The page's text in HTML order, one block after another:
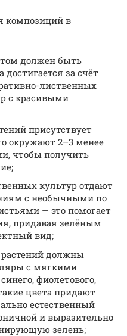
композиций в
должен быть
за счёт
лиственных
с красивыми
присутствует
окружают 2–3 менее
чтобы получить
культур отдают
с необычными по
— это помогает
придавая зелёным
вид;
должны
с мягкими
фиолетового,
цвета придают
естественный
и выразительно
зелень;